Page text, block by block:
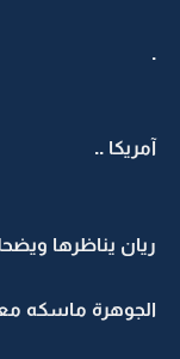
.
آمريكا ..
ريان يناظرها
الجوهرة ماسكه